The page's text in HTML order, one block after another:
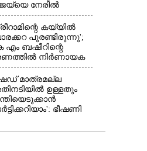
നേരിൽ
കേരള
കയ്യിൽ
പുരണ്ടിരുന്നു';
എം ബഷീറിന്റെ
നിർണായക
ദൃക്‌സാക്ഷി
മാത്രമല്ല
ഉള്ളതും
ഭീഷണി